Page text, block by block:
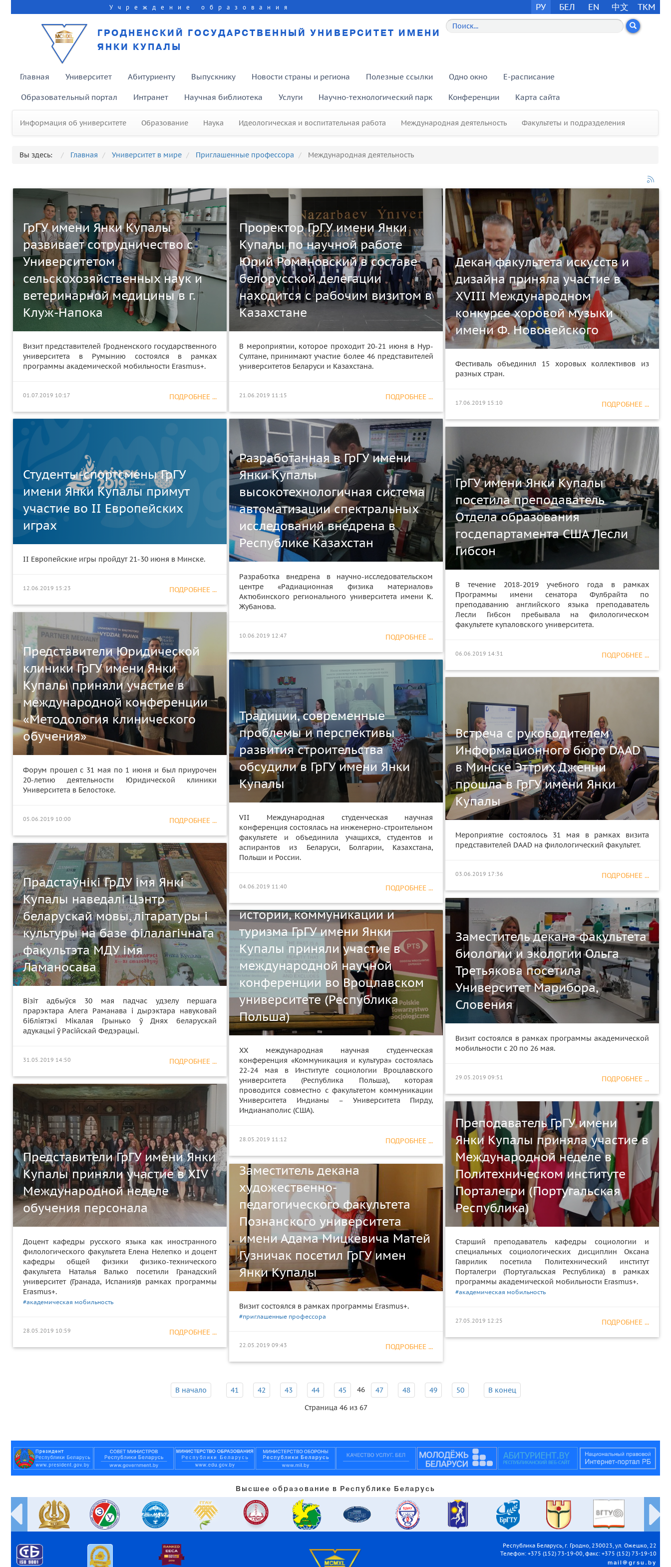
Учреждение образования РУ БЕЛ EN 中文 TKM
ГРОДНЕНСКИЙ ГОСУДАРСТВЕННЫЙ УНИВЕРСИТЕТ ИМЕНИ
ЯНКИ КУПАЛЫ
Главная Университет Абитуриенту Выпускнику Новости страны и региона Полезные ссылки Одно окно E-расписание
Образовательный портал Интранет Научная библиотека Услуги Научно-технологический парк Конференции Карта сайта
Информация об университете Образование Наука Идеологическая и воспитательная работа Международная деятельность Факультеты и подразделения
Вы здесь: Главная Университет в мире Приглашенные профессора Международная деятельность
ГрГУ имени Янки Купалы
развивает сотрудничество с
Университетом
сельскохозяйственных наук и
ветеринарной медицины в г.
Клуж-Напока
Визит представителей Гродненского государственного
университета в Румынию состоялся в рамках
программы академической мобильности Erasmus+.
ПОДРОБНЕЕ ...
01.07.2019 10:17
Проректор ГрГУ имени Янки
Купалы по научной работе
Юрий Романовский в составе
белорусской делегации
находится с рабочим визитом в
Казахстане
В мероприятии, которое проходит 20-21 июня в Нур-
Султане, принимают участие более 46 представителей
университетов Беларуси и Казахстана.
ПОДРОБНЕЕ ...
21.06.2019 11:15
Декан факультета искусств и
дизайна приняла участие в
XVIII Международном
конкурсе хоровой музыки
имени Ф. Нововейского
Фестиваль объединил 15 хоровых коллективов из
разных стран.
ПОДРОБНЕЕ ...
17.06.2019 15:10
Студенты-спортсмены ГрГУ
имени Янки Купалы примут
участие во II Европейских
играх
II Европейские игры пройдут 21-30 июня в Минске.
ПОДРОБНЕЕ ...
12.06.2019 15:23
Разработанная в ГрГУ имени
Янки Купалы
высокотехнологичная система
автоматизации спектральных
исследований внедрена в
Республике Казахстан
Разработка внедрена в научно-исследовательском
центре «Радиационная физика материалов»
Актюбинского регионального университета имени К.
Жубанова.
ПОДРОБНЕЕ ...
10.06.2019 12:47
ГрГУ имени Янки Купалы
посетила преподаватель
Отдела образования
госдепартамента США Лесли
Гибсон
В течение 2018-2019 учебного года в рамках
Программы имени сенатора Фулбрайта по
преподаванию английского языка преподаватель
Лесли Гибсон пребывала на филологическом
факультете купаловского университета.
ПОДРОБНЕЕ ...
06.06.2019 14:31
Представители Юридической
клиники ГрГУ имени Янки
Купалы приняли участие в
международной конференции
«Методология клинического
обучения»
Форум прошел с 31 мая по 1 июня и был приурочен
20-летию деятельности Юридической клиники
Университета в Белостоке.
ПОДРОБНЕЕ ...
05.06.2019 10:00
Традиции, современные
проблемы и перспективы
развития строительства
обсудили в ГрГУ имени Янки
Купалы
VII Международная студенческая научная
конференция состоялась на инженерно-строительном
факультете и объединила учащихся, студентов и
аспирантов из Беларуси, Болгарии, Казахстана,
Польши и России.
ПОДРОБНЕЕ ...
04.06.2019 11:40
Встреча с руководителем
Информационного бюро DAAD
в Минске Эттрих Дженни
прошла в ГрГУ имени Янки
Купалы
Мероприятие состоялось 31 мая в рамках визита
представителей DAAD на филологический факультет.
ПОДРОБНЕЕ ...
03.06.2019 17:36
Прадстаўнікі ГрДУ імя Янкі
Купалы наведалі Цэнтр
беларускай мовы, літаратуры і
культуры на базе філалагічнага
факультэта МДУ імя
Ламаносава
Візіт адбыўся 30 мая падчас удзелу першага
прарэктара Алега Раманава і дырэктара навуковай
бібліятэкі Мікалая Грынько ў Днях беларускай
адукацыі ў Расійскай Федэрацыі.
ПОДРОБНЕЕ ...
31.05.2019 14:50
Заместитель декана факультета
биологии и экологии Ольга
Третьякова посетила
Университет Марибора,
Словения
Визит состоялся в рамках программы академической
мобильности с 20 по 26 мая.
ПОДРОБНЕЕ ...
29.05.2019 09:51
истории, коммуникации и
туризма ГрГУ имени Янки
Купалы приняли участие в
международной научной
конференции во Вроцлавском
университете (Республика
Польша)
XX международная научная студенческая
конференция «Коммуникация и культура» состоялась
22-24 мая в Институте социологии Вроцлавского
университета (Республика Польша), которая
проводится совместно с факультетом коммуникации
Университета Индианы – Университета Пирду,
Индианаполис (США).
ПОДРОБНЕЕ ...
28.05.2019 11:12
Представители ГрГУ имени Янки
Купалы приняли участие в XIV
Международной неделе
обучения персонала
Доцент кафедры русского языка как иностранного
филологического факультета Елена Нелепко и доцент
кафедры общей физики физико-технического
факультета Наталья Валько посетили Гранадский
университет (Гранада, Испания)в рамках программы
Erasmus+.
#академическая мобильность
ПОДРОБНЕЕ ...
28.05.2019 10:59
Преподаватель ГрГУ имени
Янки Купалы приняла участие в
Международной неделе в
Политехническом институте
Порталегри (Португальская
Республика)
Старший преподаватель кафедры социологии и
специальных социологических дисциплин Оксана
Гаврилик посетила Политехнический институт
Порталегри (Португальская Республика) в рамках
программы академической мобильности Erasmus+.
#академическая мобильность
ПОДРОБНЕЕ ...
27.05.2019 12:25
Заместитель декана
художественно-
педагогического факультета
Познанского университета
имени Адама Мицкевича Матей
Гузничак посетил ГрГУ имен
Янки Купалы
Визит состоялся в рамках программы Erasmus+.
#приглашенные профессора
ПОДРОБНЕЕ ...
22.05.2019 09:43
В начало 41 42 43 44 45 46 47 48 49 50
В конец
Страница 46 из 67
Высшее образование в Республике Беларусь
Республика Беларусь, г. Гродно, 230023, ул. Ожешко, 22
Телефон: +375 (152) 73-19-00, факс: +375 (152) 73-19-10
mail@grsu.by